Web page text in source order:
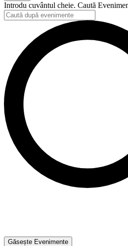
Introdu cuvântul cheie. Caută
Găsește Evenimente